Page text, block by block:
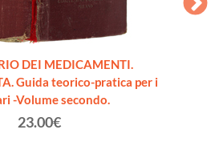
DEI MEDICAMENTI.
Guida teorico-pratica per i
-Volume secondo.
23.00€